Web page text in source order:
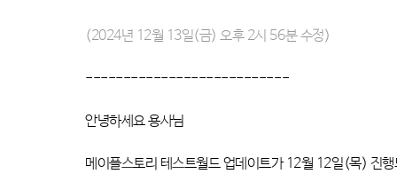
(2024년 12월 13일(금) 오후 2시 56분 수정)
---------------------------
안녕하세요 용사님
메이플스토리 테스트월드 업데이트가 12월 12일(목) 진행